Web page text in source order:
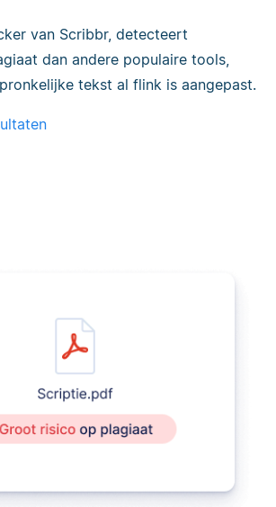
van Scribbr, detecteert
dan andere populaire tools,
tekst al flink is aangepast.